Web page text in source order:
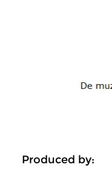
Produced by: